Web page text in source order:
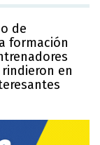
de
formación
en